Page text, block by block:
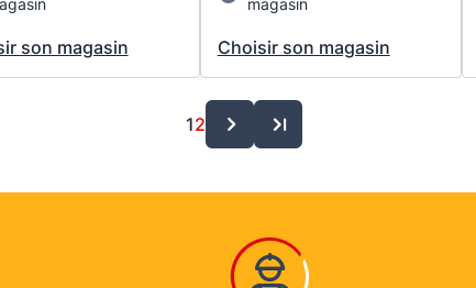
son magasin
magasin
Choisir son magasin
12